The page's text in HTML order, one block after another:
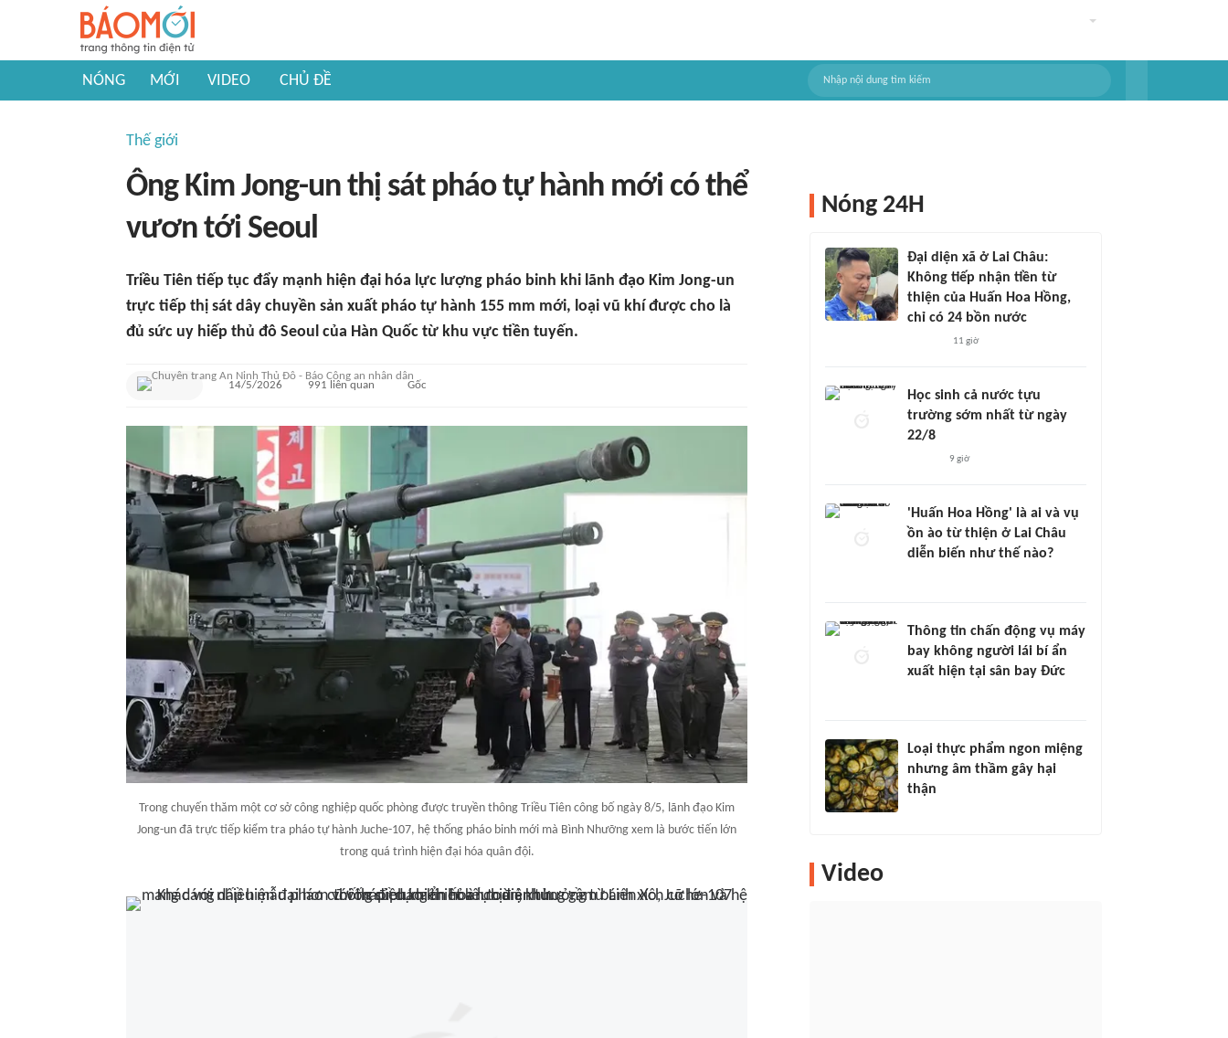
NÓNG MỚI VIDEO CHỦ ĐỀ
Thế giới
Ông Kim Jong-un thị sát pháo tự hành mới có thể
vươn tới Seoul
Triều Tiên tiếp tục đẩy mạnh hiện đại hóa lực lượng pháo binh khi lãnh đạo Kim Jong-un
trực tiếp thị sát dây chuyền sản xuất pháo tự hành 155 mm mới, loại vũ khí được cho là
đủ sức uy hiếp thủ đô Seoul của Hàn Quốc từ khu vực tiền tuyến.
14/5/2026 991 liên quan Gốc
Trong chuyến thăm một cơ sở công nghiệp quốc phòng được truyền thông Triều Tiên công bố ngày 8/5, lãnh đạo Kim
Jong-un đã trực tiếp kiểm tra pháo tự hành Juche-107, hệ thống pháo binh mới mà Bình Nhưỡng xem là bước tiến lớn
trong quá trình hiện đại hóa quân đội.
Nóng 24H
Đại diện xã ở Lai Châu:
Không tiếp nhận tiền từ
thiện của Huấn Hoa Hồng,
chỉ có 24 bồn nước
11 giờ
Học sinh cả nước tựu
trường sớm nhất từ ngày
22/8
9 giờ
'Huấn Hoa Hồng' là ai và vụ
ồn ào từ thiện ở Lai Châu
diễn biến như thế nào?
Thông tin chấn động vụ máy
bay không người lái bí ẩn
xuất hiện tại sân bay Đức
Loại thực phẩm ngon miệng
nhưng âm thầm gây hại
thận
Video